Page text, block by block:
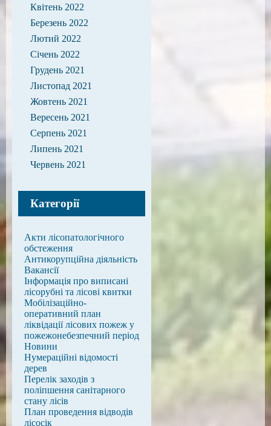
Квітень 2022
Березень 2022
Лютий 2022
Січень 2022
Грудень 2021
Листопад 2021
Жовтень 2021
Вересень 2021
Серпень 2021
Липень 2021
Червень 2021
Категорії
Акти лісопатологічного
обстеження
Антикорупційна діяльність
Вакансії
Інформація про виписані
лісорубні та лісові квитки
Мобілізаційно-
оперативний план
ліквідації лісових пожеж у
пожежонебезпечний період
Новини
Нумераційні відомості
дерев
Перелік заходів з
поліпшення санітарного
стану лісів
План проведення відводів
лісосік